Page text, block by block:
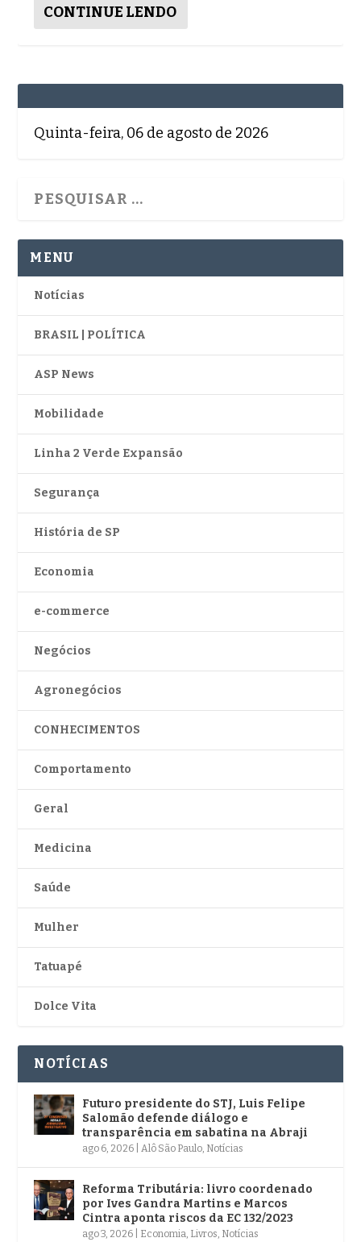
CONTINUE LENDO
Quinta-feira, 06 de agosto de 2026
MENU
Notícias
BRASIL | POLÍTICA
ASP News
Mobilidade
Linha 2 Verde Expansão
Segurança
História de SP
Economia
e-commerce
Negócios
Agronegócios
CONHECIMENTOS
Comportamento
Geral
Medicina
Saúde
Mulher
Tatuapé
Dolce Vita
NOTÍCIAS
Futuro presidente do STJ, Luis Felipe
Salomão defende diálogo e
transparência em sabatina na Abraji
ago 6, 2026 Alô São Paulo Notícias
Reforma Tributária: livro coordenado
por Ives Gandra Martins e Marcos
Cintra aponta riscos da EC 132/2023
ago 3, 2026 Economia Livros Notícias